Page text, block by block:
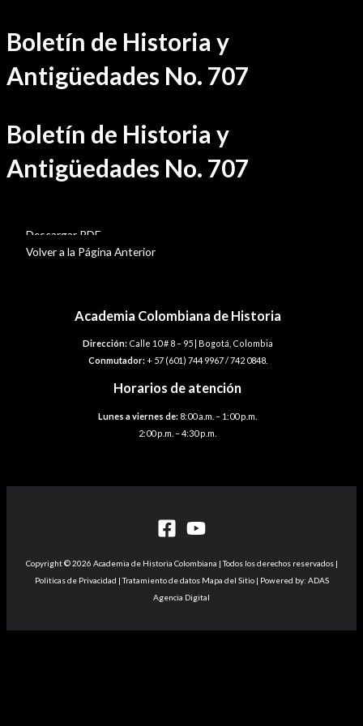
Ir
al
contenido
Boletín de Historia y
Antigüedades No. 707
Boletín de Historia y
Antigüedades No. 707
Descargar PDF
Volver a la Página Anterior
Academia Colombiana de Historia
Dirección:Calle 10 # 8 – 95 | Bogotá, Colombia
Conmutador:+ 57 (601) 744 9967 / 742 0848.
Horarios de atención
Lunes a viernes de: 8:00 a.m. – 1:00 p.m.
2:00 p.m. – 4:30 p.m.
Copyright © 2026 Academia de Historia Colombiana | Todos los derechos reservados |
Politicas de Privacidad | Tratamiento de datos Mapa del Sitio | Powered by: ADAS
Agencia Digital